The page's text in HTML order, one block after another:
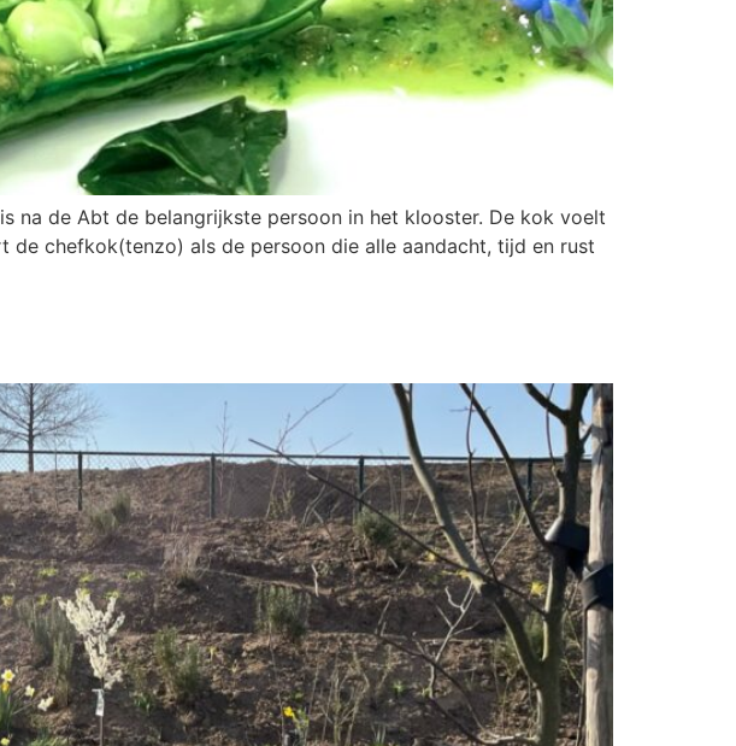
na de Abt de belangrijkste persoon in het klooster. De kok voelt
chefkok(tenzo) als de persoon die alle aandacht, tijd en rust